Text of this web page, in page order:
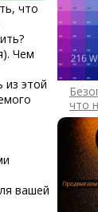
что
что
Чем
из этой
вашей